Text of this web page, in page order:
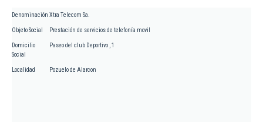
Denominación Xtra Telecom Sa.
Objeto Social Prestación de servicios de telefonía movil
Domicilio
Social
Paseo del club Deportivo , 1
Localidad Pozuelo de Alarcon